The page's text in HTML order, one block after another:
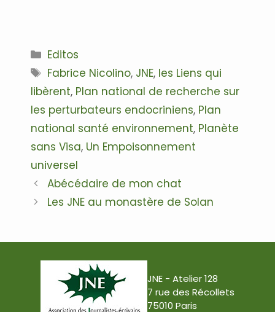
Catégories
Editos
Étiquettes
Fabrice Nicolino, JNE, les Liens qui
libèrent, Plan national de recherche sur
les perturbateurs endocriniens, Plan
national santé environnement, Planète
sans Visa, Un Empoisonnement
universel
Navigation
des
Abécédaire de mon chat
Les JNE au monastère de Solan
JNE - Atelier 128
7 rue des Récollets
75010 Paris